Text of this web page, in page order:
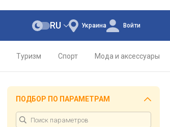
Украина
RU Войти
Туризм Спорт Мода и аксессуары
ПОДБОР ПО ПАРАМЕТРАМ